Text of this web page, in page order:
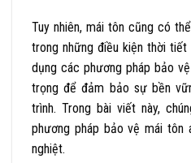
Tuy nhiên, mái tôn cũng có
trong những điều kiện thời
dụng các phương pháp bảo
trọng để đảm bảo sự bền
trình. Trong bài viết này,
phương pháp bảo vệ mái
nghiệt.